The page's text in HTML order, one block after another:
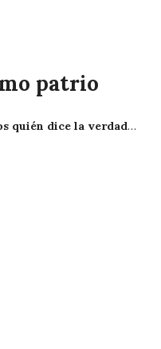
patrio
quién dice la verdad…